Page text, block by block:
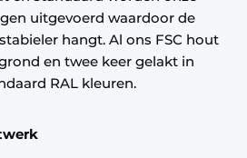
uitgevoerd waardoor de
hangt. Al ons FSC hout
en twee keer gelakt in
RAL kleuren.